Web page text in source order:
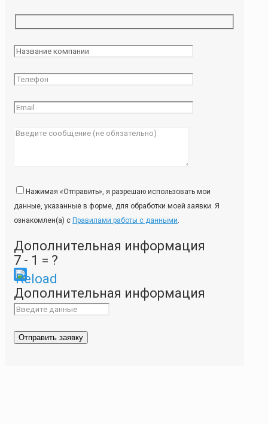
Нажимая «Отправить», я разрешаю использовать мои
данные, указанные в форме, для обработки моей заявки. Я
ознакомлен(а) с Правилами работы с данными.
Дополнительная информация
7 - 1 = ?
Please
enter
characters
Дополнительная информация